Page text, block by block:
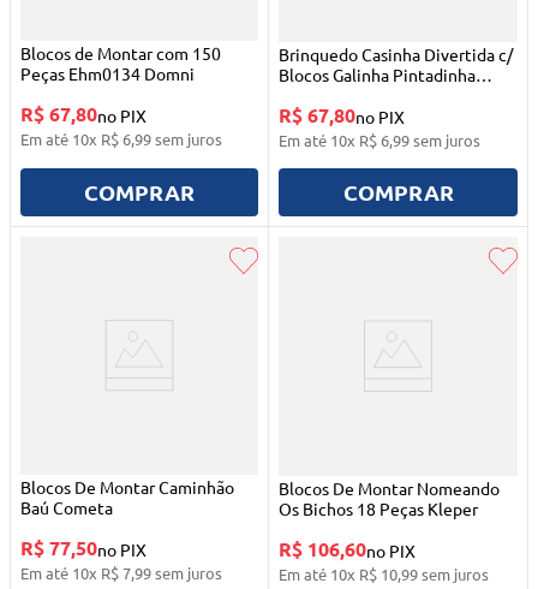
Blocos de Montar com 150
Peças Ehm0134 Domni
R$ 67,80no PIX
Em até 10x R$ 6,99sem juros
COMPRAR
Brinquedo Casinha Divertida c/
Blocos Galinha Pintadinha
R$ 67,80no PIX
Em até 10x R$ 6,99sem juros
COMPRAR
Blocos De Montar Caminhão
Baú Cometa
R$ 77,50no PIX
Em até 10x R$7,99sem juros
Blocos De Montar Nomeando
Os Bichos 18 Peças Kleper
R$ 106,60no PIX
Em até 10x R$ 10,99sem juros